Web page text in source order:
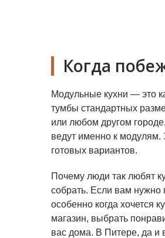
Когда
Модульные кухни — это
тумбы стандартных
или любом другом
ведут именно к модулям.
готовых вариантов.
Почему люди так любят
собрать. Если вам нужно
особенно когда хочется
магазин, выбрать
вас дома. В Питере, да и